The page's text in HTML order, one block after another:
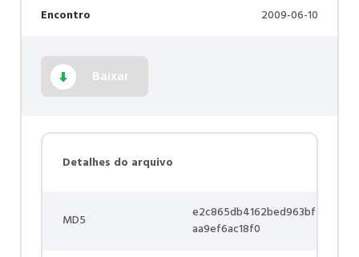
Encontro 2009-06-10
Baixar
Detalhes do arquivo
MD5
e2c865db4162bed963bf
aa9ef6ac18f0